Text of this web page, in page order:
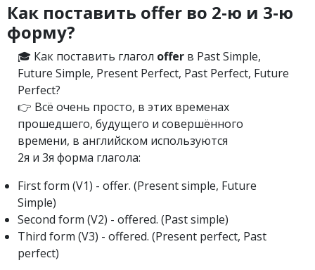
Как поставить offer во 2-ю и 3-ю
форму?
🎓 Как поставить глагол offer в Past Simple,
Future Simple, Present Perfect, Past Perfect, Future
Perfect?
👉 Всё очень просто, в этих временах
прошедшего, будущего и совершённого
времени, в английском используются
2я и 3я форма глагола:
First form (V1) - offer. (Present simple, Future
Simple)
Second form (V2) - offered. (Past simple)
Third form (V3) - offered. (Present perfect, Past
perfect)